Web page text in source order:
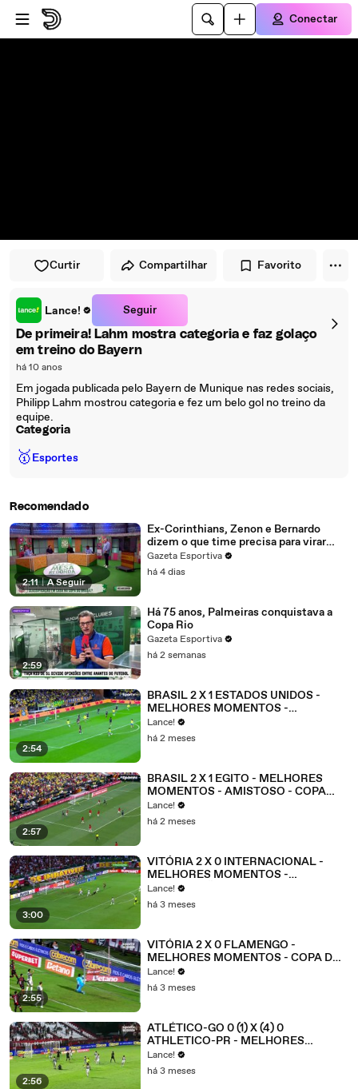
Pular para o player
Ir para o conteúdo principal
Conectar
Curtir Compartilhar Favorito
Lance! Seguir
De primeira! Lahm mostra categoria e faz golaço
em treino do Bayern
há 10 anos
Em jogada publicada pelo Bayern de Munique nas redes sociais,
Philipp Lahm mostrou categoria e fez um belo gol no treino da
equipe.
Categoria
🥇Esportes
Recomendado
2:11 | A Seguir
Ex-Corinthians, Zenon e Bernardo
dizem o que time precisa para virar
contra o Inter
Gazeta Esportiva
há 4 dias
2:59
Há 75 anos, Palmeiras conquistava a
Copa Rio
Gazeta Esportiva
há 2 semanas
2:54
BRASIL 2 X 1 ESTADOS UNIDOS -
MELHORES MOMENTOS -
AMISTOSO - FEMININO
Lance!
há 2 meses
2:57
BRASIL 2 X 1 EGITO - MELHORES
MOMENTOS - AMISTOSO - COPA
2026
Lance!
há 2 meses
3:00
VITÓRIA 2 X 0 INTERNACIONAL -
MELHORES MOMENTOS -
BRASILEIRÃO 2026 - 17ª RODADA
Lance!
há 3 meses
2:55
VITÓRIA 2 X 0 FLAMENGO -
MELHORES MOMENTOS - COPA DO
BRASIL 2026 - 5ª FASE - JOGO 2
Lance!
há 3 meses
2:56
ATLÉTICO-GO 0 (1) X (4) 0
ATHLETICO-PR - MELHORES
MOMENTOS - COPA DO BRASIL 2026
- 5ª FASE - JOGO 2
Lance!
há 3 meses